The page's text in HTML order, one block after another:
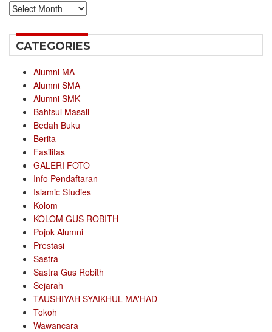
Archives
CATEGORIES
Alumni MA
Alumni SMA
Alumni SMK
Bahtsul Masail
Bedah Buku
Berita
Fasilitas
GALERI FOTO
Info Pendaftaran
Islamic Studies
Kolom
KOLOM GUS ROBITH
Pojok Alumni
Prestasi
Sastra
Sastra Gus Robith
Sejarah
TAUSHIYAH SYAIKHUL MA'HAD
Tokoh
Wawancara